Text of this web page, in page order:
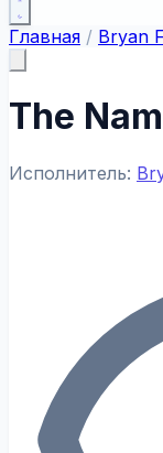
Главная / Bryan
The
Исполнитель: